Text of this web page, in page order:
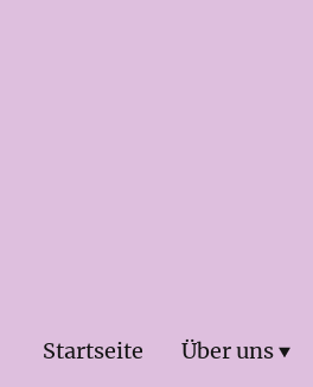
Startseite Über uns